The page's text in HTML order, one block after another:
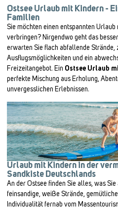
Ostsee Urlaub mit Kindern -
Familien
Sie möchten einen entspannten Urlaub
verbringen? Nirgendwo geht das
erwarten Sie flach abfallende Strände,
Ausflugsmöglichkeiten und ein
Freizeitangebot. Ein Ostsee Urlaub
perfekte Mischung aus Erholung,
unvergesslichen Erlebnissen.
Urlaub mit Kindern in der
Sandkiste Deutschlands
An der Ostsee finden Sie alles, was
feinsandige, weiße Strände,
Individualität fernab vom